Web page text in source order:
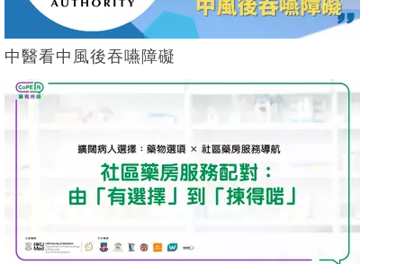
中醫看中風後吞嚥障礙